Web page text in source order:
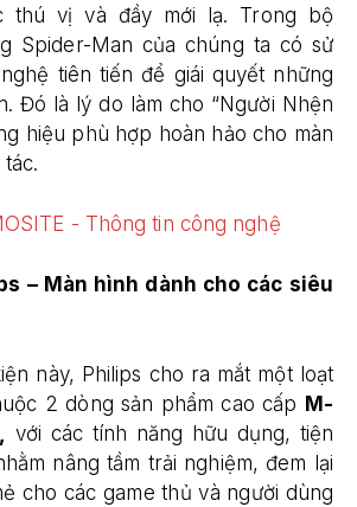
thú vị và đầy mới lạ. Trong bộ
Spider-Man của chúng ta có sử
tiên tiến để giái quyết những
Đó là lý do làm cho “Người Nhện
hiệu phù hợp hoàn hảo cho màn
– Màn hình dành cho các siêu
này, Philips cho ra mắt một loạt
2 dòng sản phẩm cao cấp M-
với các tính năng hữu dụng, tiện
nâng tầm trải nghiệm, đem lại
cho các game thủ và người dùng